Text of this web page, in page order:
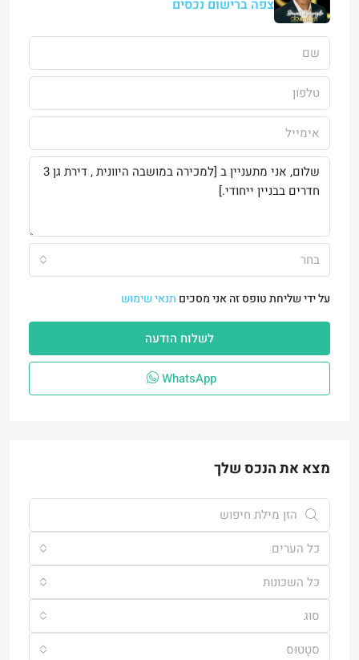
צפה ברישום נכסים
בחר
על ידי שליחת טופס זה אני מסכים תנאי שימוש
לשלוח הודעה
WhatsApp
מצא את הנכס שלך
כל הערים
כל השכונות
סוּג
סטָטוּס